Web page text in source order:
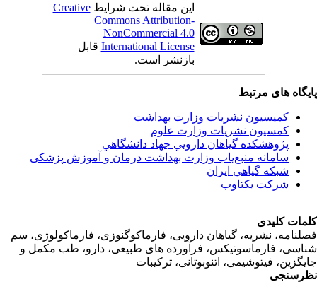
این مقاله تحت شرایط Creative
Commons Attribution-
NonCommercial 4.0
International Licenseقابل
بازنشر است.
های مرتبط
کمیسیون نشریات وزارت بهداشت
کمسیون نشریات وزارت علوم
پژوهشكده گياهان دارويي جهاد دانشگاهي
سامانه منبع‌ياب وزارت بهداشت درمان و آموزش پزشکی
شبكه گياهي ايران
شرکت یکتاوب
کلیدی
نشریه، گیاهان دارویی، فارماکوگنوزی، فارماکولوژی، سم
فارماسوتیکس، فرآورده های طبیعی، دارو، طب مکمل و
فیتوشیمی، اتنوبوتانی، ترکیبات